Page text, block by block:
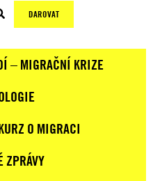
DAROVAT
– MIGRAČNÍ KRIZE
O MIGRACI
ZPRÁVY